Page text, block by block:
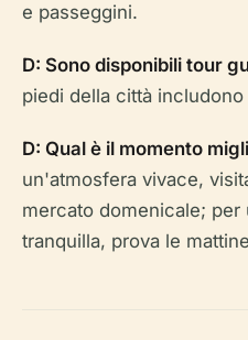
e passeggini.
D: Sono disponibili tour
piedi della città includono
D: Qual è il momento
un'atmosfera vivace,
mercato domenicale; per
tranquilla, prova le